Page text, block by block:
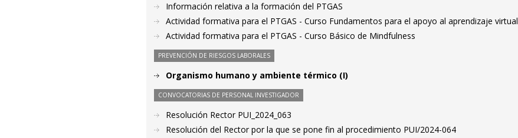
Información relativa a la formación del PTGAS
Actividad formativa para el PTGAS - Curso Fundamentos para el apoyo al aprendizaje virtual
Actividad formativa para el PTGAS - Curso Básico de Mindfulness
PREVENCIÓN DE RIESGOS LABORALES
Organismo humano y ambiente térmico (I)
CONVOCATORIAS DE PERSONAL INVESTIGADOR
Resolución Rector PUI_2024_063
Resolución del Rector por la que se pone fin al procedimiento PUI/2024-064